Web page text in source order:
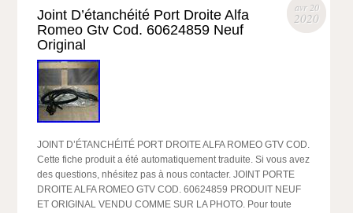
avr 20
2020
Joint D’étanchéité Port Droite Alfa
Romeo Gtv Cod. 60624859 Neuf
Original
JOINT D’ÉTANCHÉITÉ PORT DROITE ALFA ROMEO GTV COD.
Cette fiche produit a été automatiquement traduite. Si vous avez
des questions, nhésitez pas à nous contacter. JOINT PORTE
DROITE ALFA ROMEO GTV COD. 60624859 PRODUIT NEUF
ET ORIGINAL VENDU COMME SUR LA PHOTO. Pour toute